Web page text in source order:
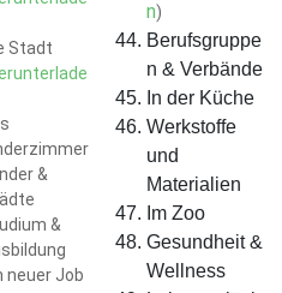
Stadt
&
&
neuer Job
n)
Berufsgruppe
n & Verbände
In der Küche
Werkstoffe
und
Materialien
Im Zoo
Gesundheit &
Wellness